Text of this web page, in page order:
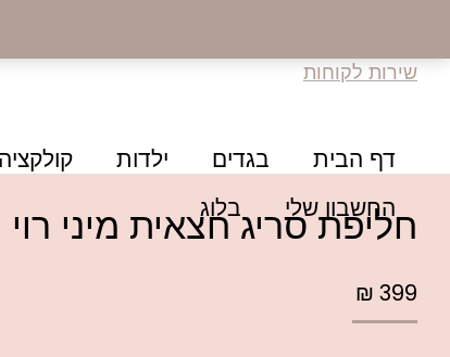
שירות לקוחות
דף הבית בגדים ילדות
החשבון שלי
בלוג
חליפת סריג חצאית מיני
₪ 399